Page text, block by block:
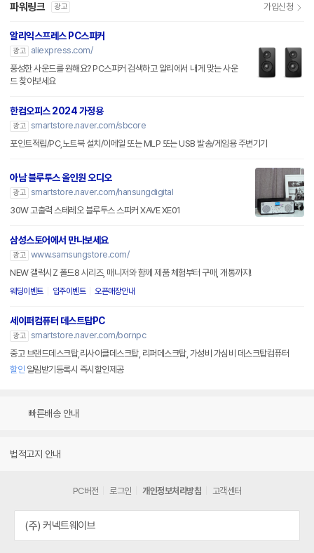
파워링크 광고 가입신청
알리익스프레스 PC스피커
광고
aliexpress.com/
풍성한 사운드를 원해요? PC스피커 검색하고 알리에서 내게 맞는 사운
드 찾아보세요
한컴오피스 2024 가정용
광고 smartstore.naver.com/sbcore
포인트적립/PC,노트북 설치/이메일 또는 MLP 또는 USB 발송/게임용 주변기기
아남 블루투스 올인원 오디오
광고 smartstore.naver.com/hansungdigital
30W 고출력 스테레오 블루투스 스피커 XAVE XE01
삼성스토어에서 만나보세요
광고 www.samsungstore.com/
NEW 갤럭시Z 폴드8 시리즈, 매니저와 함께 제품 체험부터 구매, 개통까지!
웨딩이벤트 입주이벤트 오픈매장안내
세이퍼컴퓨터 데스트탑PC
광고 smartstore.naver.com/bornpc
중고 브랜드데스크탑,리사이클데스크탑, 리퍼데스크탑, 가성비 가심비 데스크탑컴퓨터
할인 알림받기등록시 즉시할인제공
빠른배송 안내
법적고지 안내
PC버전 로그인 개인정보처리방침 고객센터
(주) 커넥트웨이브